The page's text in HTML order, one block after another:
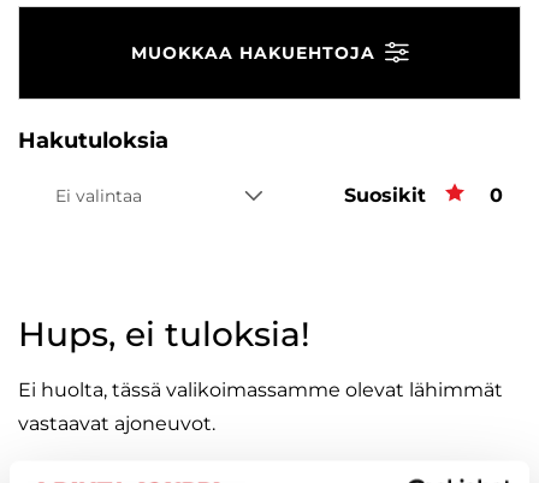
MUOKKAA HAKUEHTOJA
Hakutuloksia
Ei valintaa Suosikit 0
Hups, ei tuloksia!
Ei huolta, tässä valikoimassamme olevat lähimmät
vastaavat ajoneuvot.